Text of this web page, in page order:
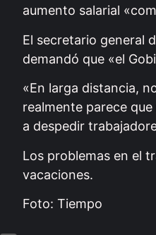
aumento salarial
El secretario general
demandó que «el
«En larga distancia,
realmente parece
a despedir
Los problemas en el
vacaciones.
Foto: Tiempo